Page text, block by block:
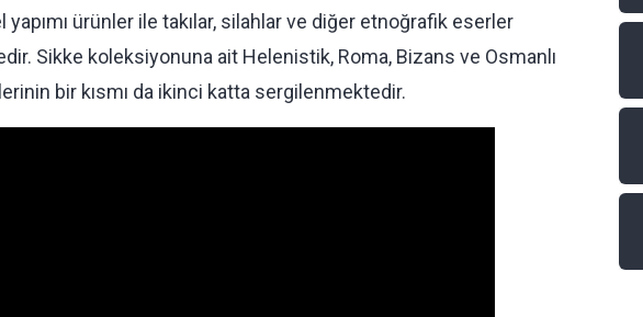
yapımı ürünler ile takılar, silahlar ve diğer etnoğrafik eserler
Sikke koleksiyonuna ait Helenistik, Roma, Bizans ve Osmanlı
bir kısmı da ikinci katta sergilenmektedir.